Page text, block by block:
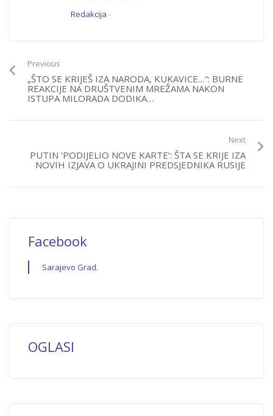
Redakcija -
Previous
„ŠTO SE KRIJEŠ IZA NARODA, KUKAVICE…“: BURNE
REAKCIJE NA DRUŠTVENIM MREŽAMA NAKON
ISTUPA MILORADA DODIKA…
Next
PUTIN ‘PODIJELIO NOVE KARTE’: ŠTA SE KRIJE IZA
NOVIH IZJAVA O UKRAJINI PREDSJEDNIKA RUSIJE
Facebook
Sarajevo Grad.
OGLASI